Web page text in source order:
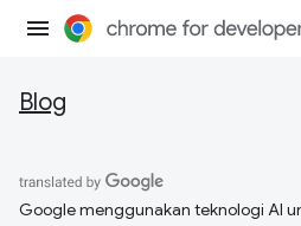
Blog
Google menggunakan teknologi AI